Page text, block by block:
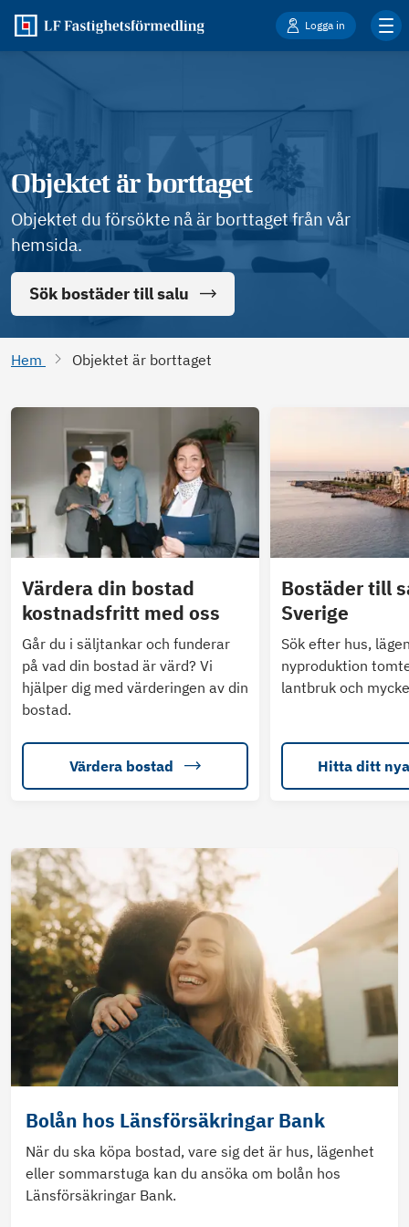
Logga in
Objektet är borttaget
Objektet du försökte nå är borttaget från vår
hemsida.
Sök bostäder till salu
Hem Objektet är borttaget
Värdera din bostad
kostnadsfritt med oss
Går du i säljtankar och funderar
på vad din bostad är värd? Vi
hjälper dig med värderingen av din
bostad.
Värdera bostad
Bostäder till
Sverige
Sök efter hus,
nyproduktion
lantbruk och
Hitta ditt
Bolån hos Länsförsäkringar Bank
När du ska köpa bostad, vare sig det är hus, lägenhet
eller sommarstuga kan du ansöka om bolån hos
Länsförsäkringar Bank.